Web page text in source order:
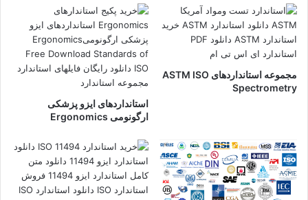
مجموعه استانداردهای ASTM ISO
Spectrometry
استانداردهای ایزو پزشکی
ارگونومی Ergonomics